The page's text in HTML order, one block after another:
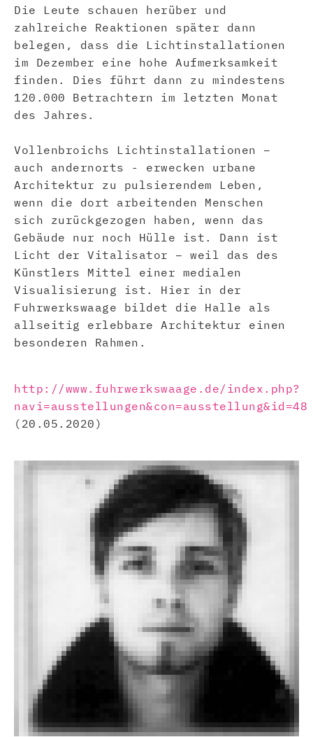
Die Leute schauen herüber und
zahlreiche Reaktionen später dann
belegen, dass die Lichtinstallationen
im Dezember eine hohe Aufmerksamkeit
finden. Dies führt dann zu mindestens
120.000 Betrachtern im letzten Monat
des Jahres.
Vollenbroichs Lichtinstallationen –
auch andernorts - erwecken urbane
Architektur zu pulsierendem Leben,
wenn die dort arbeitenden Menschen
sich zurückgezogen haben, wenn das
Gebäude nur noch Hülle ist. Dann ist
Licht der Vitalisator – weil das des
Künstlers Mittel einer medialen
Visualisierung ist. Hier in der
Fuhrwerkswaage bildet die Halle als
allseitig erlebbare Architektur einen
besonderen Rahmen.
http://www.fuhrwerkswaage.de/index.php?
navi=ausstellungen&con=ausstellung&id=48
(20.05.2020)